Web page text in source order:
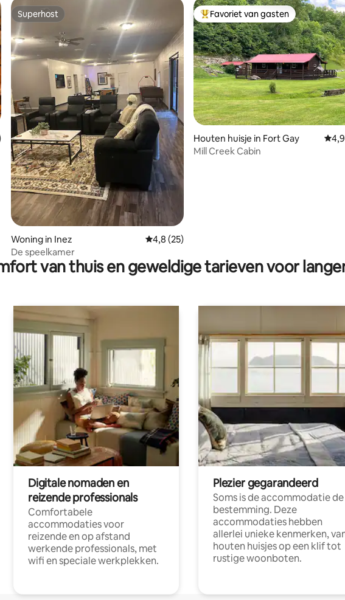
beoordeling van 4,98 op 5, 289 recensies
Superhost
Superhost
Woning in Inez Gemiddelde beoordeling van 4,8 op 5, 25
4,8 (25)
De speelkamer
Topfavoriet van gasten
Favoriet van gasten
Houten huisje in Fort Gay
Mill Creek Cabin
van thuis en geweldige tarieven voor
Digitale nomaden en
reizende professionals
Comfortabele
accommodaties voor
reizende en op afstand
werkende professionals, met
wifi en speciale werkplekken.
Plezier gegarandeerd
Soms is de accommodatie de
bestemming. Deze
accommodaties hebben
allerlei unieke kenmerken,
houten huisjes op een klif tot
rustige woonboten.